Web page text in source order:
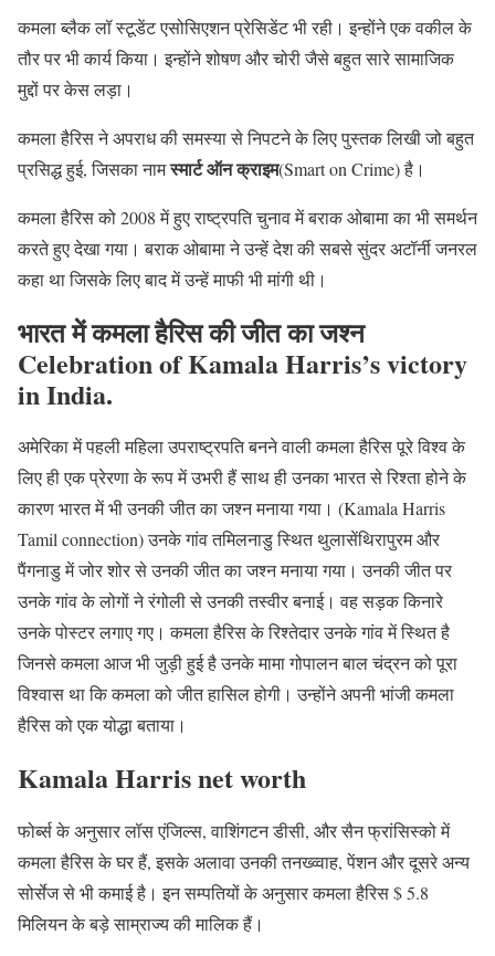
कमला ब्लैक लॉ स्टूडेंट एसोसिएशन प्रेसिडेंट भी रही। इन्होंने एक वकील के
तौर पर भी कार्य किया। इन्होंने शोषण और चोरी जैसे बहुत सारे सामाजिक
मुद्दों पर केस लड़ा।
कमला हैरिस ने अपराध की समस्या से निपटने के लिए पुस्तक लिखी जो बहुत
प्रसिद्ध हुई, जिसका नामस्मार्ट ऑन क्राइम(Smart on Crime) है।
कमला हैरिस को 2008 में हुए राष्ट्रपति चुनाव में बराक ओबामा का भी समर्थन
करते हुए देखा गया। बराक ओबामा ने उन्हें देश की सबसे सुंदर अटॉर्नी जनरल
कहा था जिसके लिए बाद में उन्हें माफी भी मांगी थी।
भारत में कमला हैरिस की जीत का जश्न
Celebration ofKamalaHarris’s victory
in India.
अमेरिका में पहली महिला उपराष्ट्रपति बनने वाली कमला हैरिस पूरे विश्व के
लिए ही एक प्रेरणा के रूप में उभरी हैं साथ ही उनका भारत से रिश्ता होने के
कारण भारत में भी उनकी जीत का जश्न मनाया गया। (Kamala Harris
Tamil connection) उनके गांव तमिलनाडु स्थित थुलासेंथिरापुरम और
पैंगनाडु में जोर शोर से उनकी जीत का जश्न मनाया गया। उनकी जीत पर
उनके गांव के लोगों ने रंगोली से उनकी तस्वीर बनाई। वह सड़क किनारे
उनके पोस्टर लगाए गए। कमला हैरिस के रिश्तेदार उनके गांव में स्थित है
जिनसे कमला आज भी जुड़ी हुई है उनके मामा गोपालन बाल चंद्रन को पूरा
विश्वास था कि कमला को जीत हासिल होगी। उन्होंने अपनी भांजी कमला
हैरिस को एक योद्धा बताया।
Kamala Harris net worth
फोर्ब्स के अनुसार लॉस एंजिल्स, वाशिंगटन डीसी, और सैन फ्रांसिस्को में
कमला हैरिस के घर हैं, इसके अलावा उनकी तनख्व्वाह, पेंशन और दूसरे अन्य
सोर्सेज से भी कमाई है। इन सम्पतियों के अनुसार कमला हैरिस $ 5.8
मिलियन के बड़े साम्राज्य की मालिक हैं।